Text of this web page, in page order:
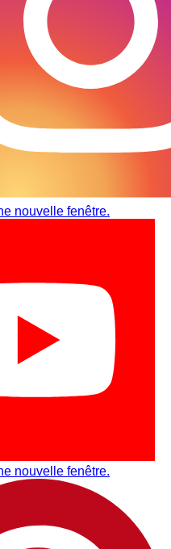
nouvelle fenêtre.
nouvelle fenêtre.